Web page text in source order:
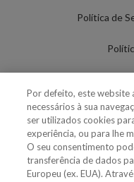
Política de
Uso
Por defeito, este website
necessários à sua
ser utilizados cookies
experiência, ou para lhe
O seu consentimento
transferência de dados
Europeu (ex. EUA).